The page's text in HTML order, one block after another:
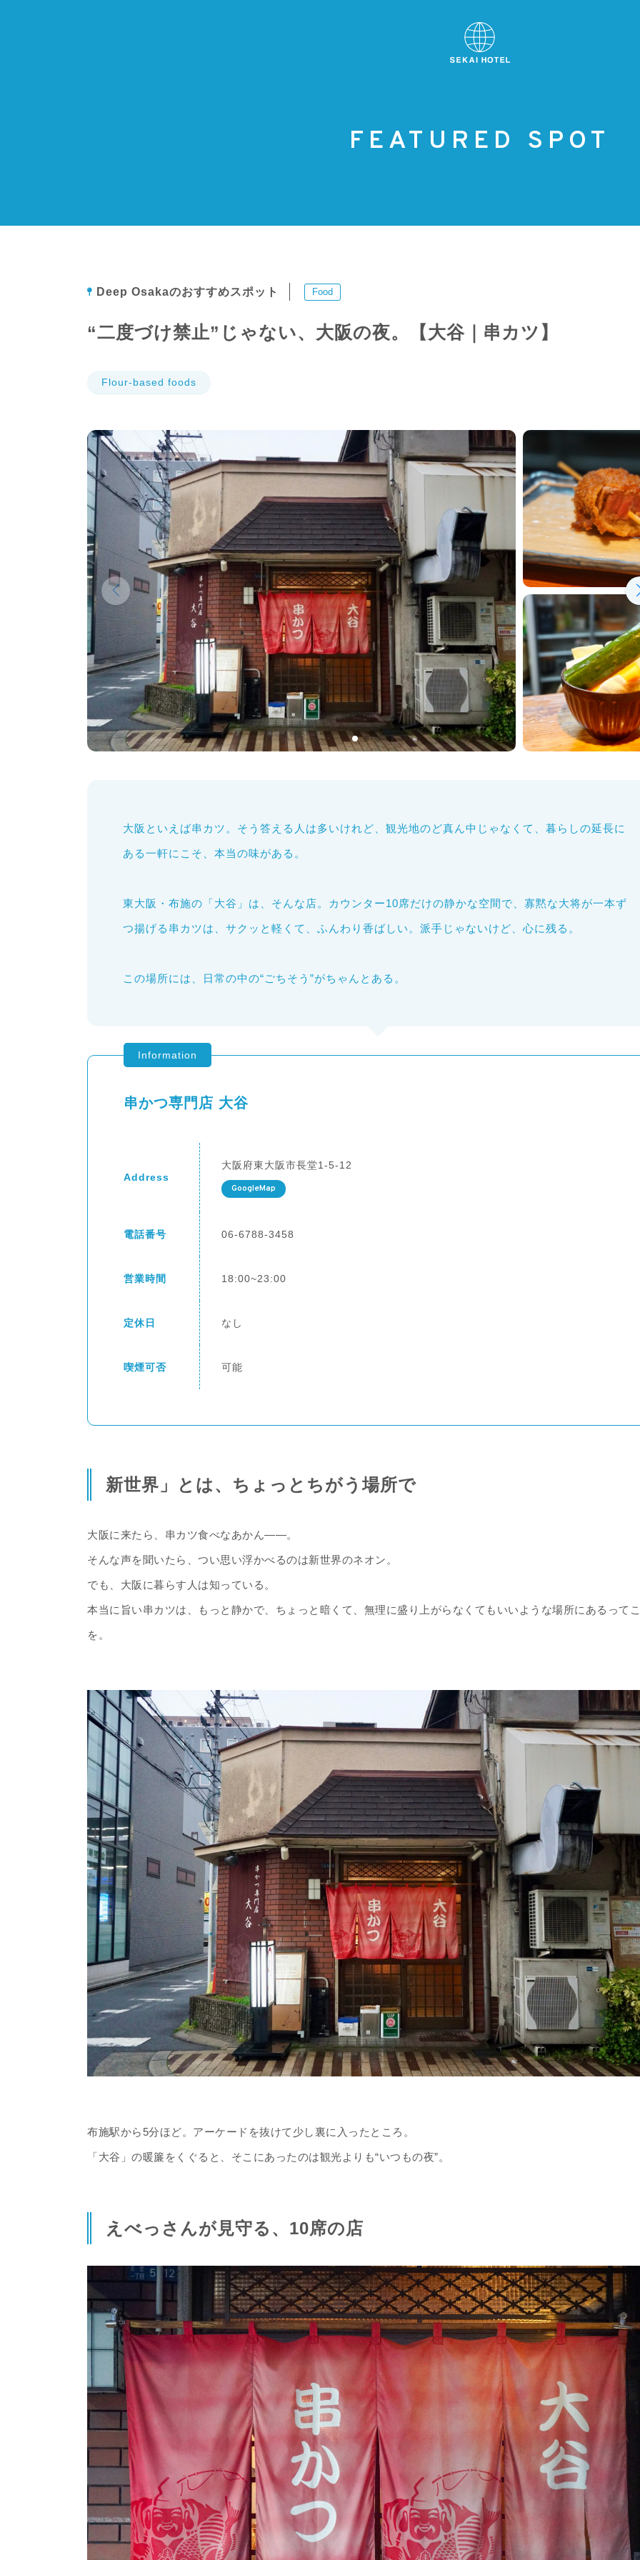
FEATURED SPOT
Deep Osakaのおすすめスポット Food
“二度づけ禁止”じゃない、大阪の夜。【大谷｜串カツ】
Flour-based foods
大阪といえば串カツ。そう答える人は多いけれど、観光地のど真ん中じゃなくて、暮らしの延長に
ある一軒にこそ、本当の味がある。
東大阪・布施の「大谷」は、そんな店。カウンター10席だけの静かな空間で、寡黙な大将が一本ず
つ揚げる串カツは、サクッと軽くて、ふんわり香ばしい。派手じゃないけど、心に残る。
この場所には、日常の中の“ごちそう”がちゃんとある。
Information
串かつ専門店 大谷
Address
大阪府東大阪市長堂1-5-12
GoogleMap
電話番号 06-6788-3458
営業時間 18:00~23:00
定休日 なし
喫煙可否 可能
新世界」とは、ちょっとちがう場所で
大阪に来たら、串カツ食べなあかん——。
そんな声を聞いたら、つい思い浮かべるのは新世界のネオン。
でも、大阪に暮らす人は知っている。
本当に旨い串カツは、もっと静かで、ちょっと暗くて、無理に盛り上がらなくてもいいような場所にあるって
を。
布施駅から5分ほど。アーケードを抜けて少し裏に入ったところ。
「大谷」の暖簾をくぐると、そこにあったのは観光よりも“いつもの夜”。
えべっさんが見守る、10席の店